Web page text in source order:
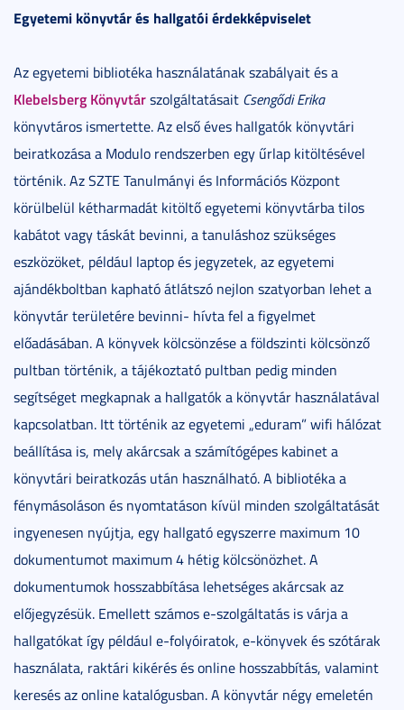
Egyetemi könyvtár és hallgatói érdekképviselet
Az egyetemi bibliotéka használatának szabályait és a
Klebelsberg Könyvtárszolgáltatásait Csengődi Erika
könyvtáros ismertette. Az első éves hallgatók könyvtári
beiratkozása a Modulo rendszerben egy űrlap kitöltésével
történik. Az SZTE Tanulmányi és Információs Központ
körülbelül kétharmadát kitöltő egyetemi könyvtárba tilos
kabátot vagy táskát bevinni, a tanuláshoz szükséges
eszközöket, például laptop és jegyzetek, az egyetemi
ajándékboltban kapható átlátszó nejlon szatyorban lehet a
könyvtár területére bevinni- hívta fel a figyelmet
előadásában. A könyvek kölcsönzése a földszinti kölcsönző
pultban történik, a tájékoztató pultban pedig minden
segítséget megkapnak a hallgatók a könyvtár használatával
kapcsolatban. Itt történik az egyetemi „eduram” wifi hálózat
beállítása is, mely akárcsak a számítógépes kabinet a
könyvtári beiratkozás után használható. A bibliotéka a
fénymásoláson és nyomtatáson kívül minden szolgáltatását
ingyenesen nyújtja, egy hallgató egyszerre maximum 10
dokumentumot maximum 4 hétig kölcsönözhet. A
dokumentumok hosszabbítása lehetséges akárcsak az
előjegyzésük. Emellett számos e-szolgáltatás is várja a
hallgatókat így például e-folyóiratok, e-könyvek és szótárak
használata, raktári kikérés és online hosszabbítás, valamint
keresés az online katalógusban. A könyvtár négy emeletén